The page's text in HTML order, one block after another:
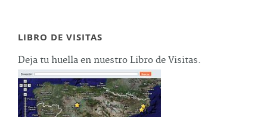
LIBRO DE VISITAS
Deja tu huella en nuestro Libro de Visitas.